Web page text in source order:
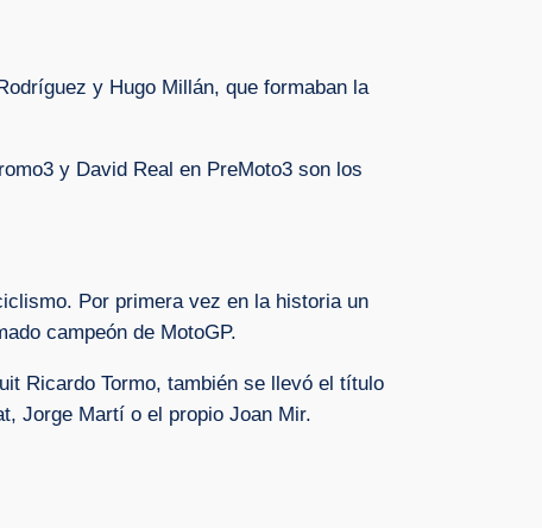
y Hugo Millán, que formaban la
y David Real en PreMoto3 son los
Por primera vez en la historia un
campeón de MotoGP.
Ricardo Tormo, también se llevó el título
Jorge Martí o el propio Joan Mir.